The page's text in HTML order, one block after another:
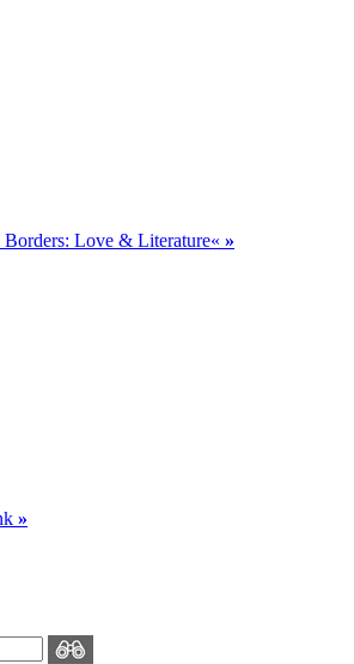
Love & Literature« »
»